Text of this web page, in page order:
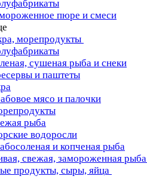
пюре и смеси
морепродукты
сушеная рыба и снеки
и паштеты
мясо и палочки
рыба
водоросли
и копченая рыба
свежая, замороженная рыба
продукты, сыры, яйца